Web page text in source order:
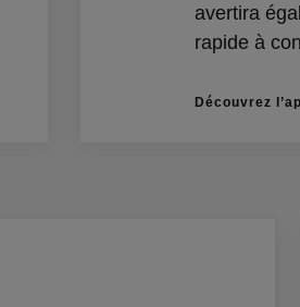
avertira
rapide à
Découvrez